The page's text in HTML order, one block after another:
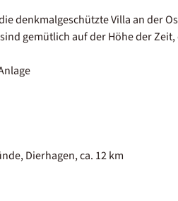
denkmalgeschützte Villa an der
gemütlich auf der Höhe der
Dierhagen, ca. 12 km